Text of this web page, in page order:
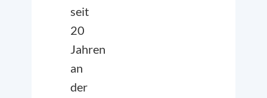
seit
20
Jahren
an
der